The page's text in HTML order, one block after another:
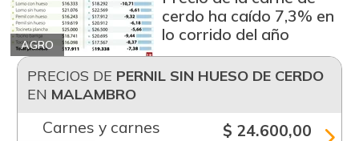
AGRO
cerdo ha caído 7,3% en
lo corrido del año
PRECIOS DE PERNIL SIN HUESO DE CERDO
EN MALAMBRO
Carnes y carnes $ 24.600,00